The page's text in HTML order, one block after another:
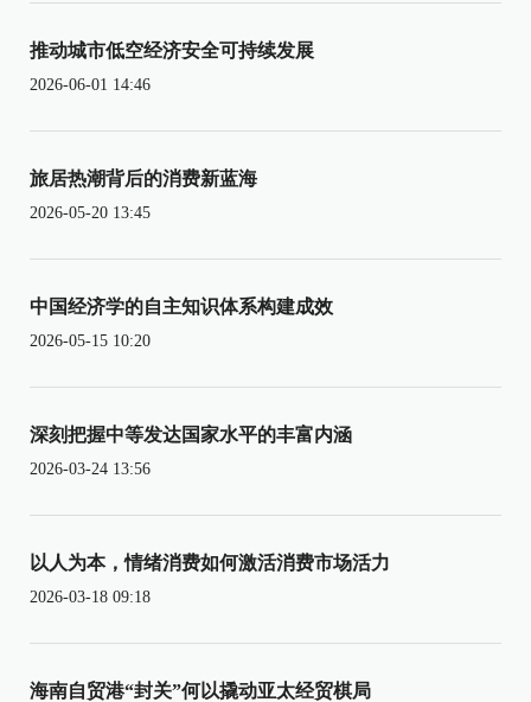
推动城市低空经济安全可持续发展
2026-06-01 14:46
旅居热潮背后的消费新蓝海
2026-05-20 13:45
中国经济学的自主知识体系构建成效
2026-05-15 10:20
深刻把握中等发达国家水平的丰富内涵
2026-03-24 13:56
以人为本，情绪消费如何激活消费市场活力
2026-03-18 09:18
海南自贸港“封关”何以撬动亚太经贸棋局